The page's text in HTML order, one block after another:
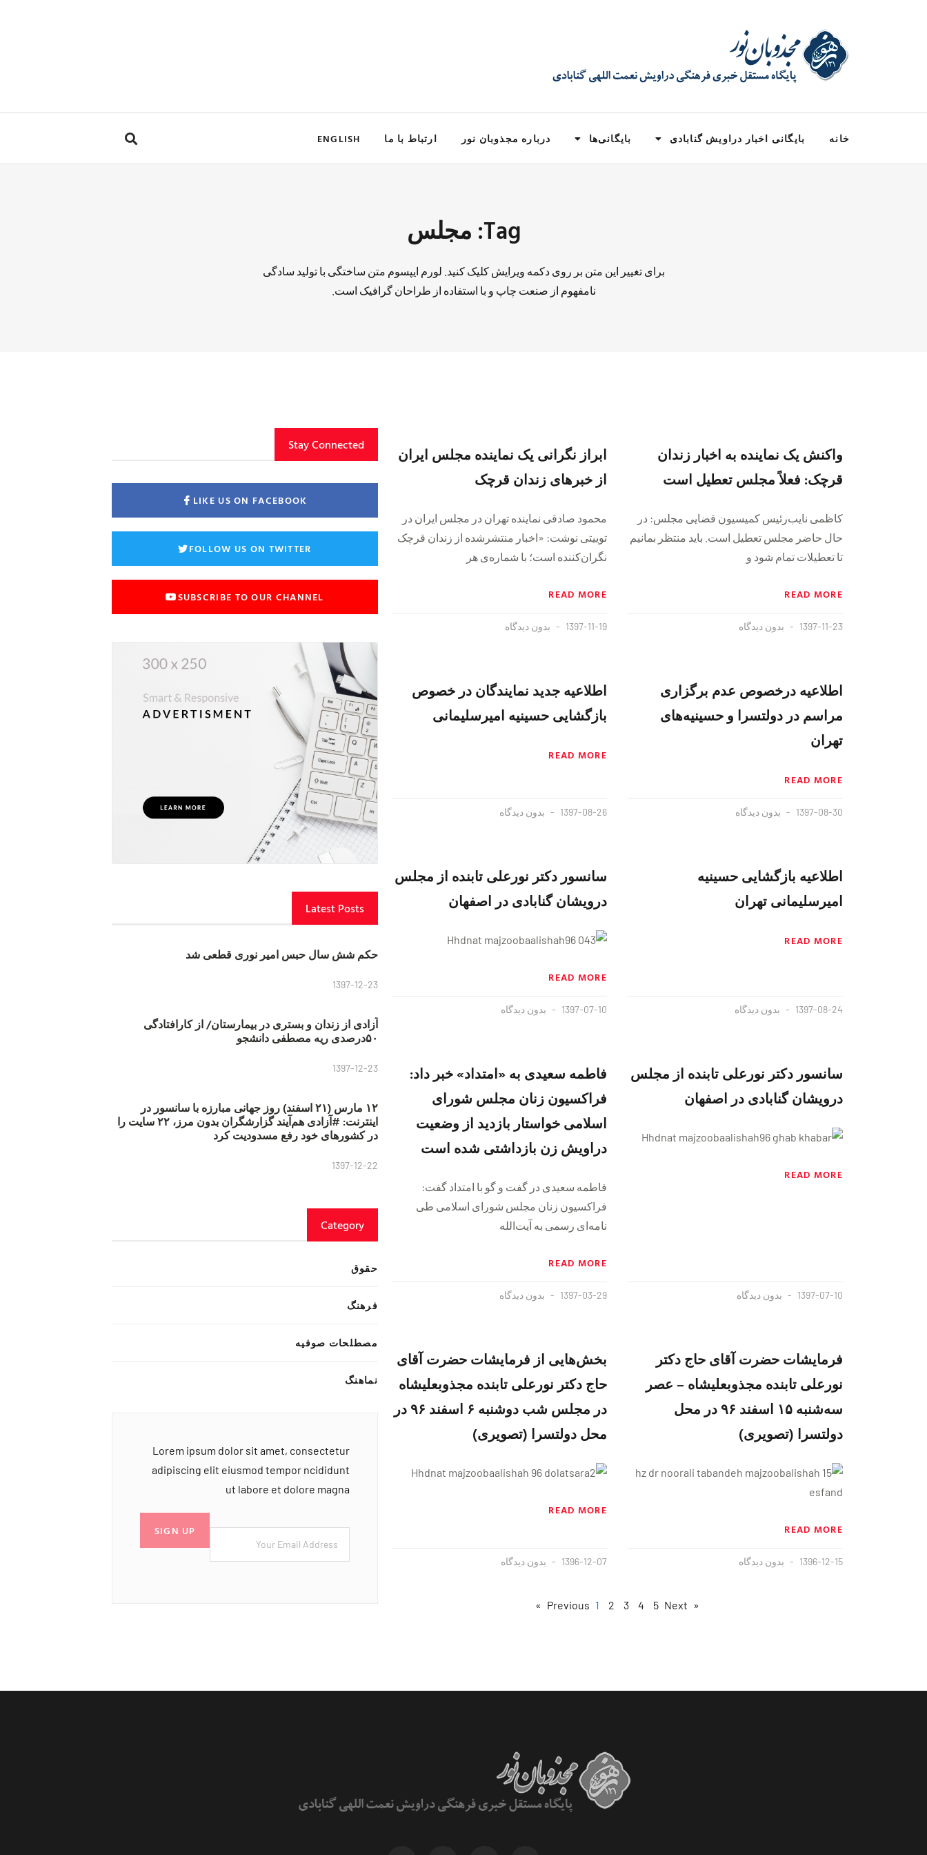
خانه بایگانی اخبار دراویش گنابادی بایگانی‌ها درباره مجذوبان نور ارتباط با ما ENGLISH
Tag: مجلس
برای تغییر این متن بر روی دکمه ویرایش کلیک کنید. لورم ایپسوم متن ساختگی با تولید سادگی
نامفهوم از صنعت چاپ و با استفاده از طراحان گرافیک است.
واکنش یک نماینده به اخبار زندان
قرچک: ‌فعلاً مجلس تعطیل است
کاظمی نایب‌رئیس کمیسیون قضایی مجلس: در
حال حاضر مجلس تعطیل است. باید منتظر بمانیم
تا تعطیلات تمام شود و
READ MORE
1397-11-23 بدون دیدگاه
ابراز نگرانی یک نماینده مجلس ایران
از خبرهای زندان قرچک
محمود صادقی نماینده تهران در مجلس ایران در
توییتی نوشت: «اخبار منتشرشده از زندان قرچک
نگران‌کننده است؛ با شماره‌ی هر
READ MORE
1397-11-19 بدون دیدگاه
اطلاعیه درخصوص عدم برگزاری
مراسم در دولتسرا و حسینیه‌های
تهران
READ MORE
1397-08-30 بدون دیدگاه
اطلاعیه جدید نمایندگان در خصوص
بازگشایی حسینیه امیرسلیمانی
READ MORE
1397-08-26 بدون دیدگاه
اطلاعیه بازگشایی حسینیه
امیرسلیمانی تهران
READ MORE
1397-08-24 بدون دیدگاه
سانسور دکتر نورعلی تابنده از مجلس
درویشان گنابادی در اصفهان
READ MORE
1397-07-10 بدون دیدگاه
سانسور دکتر نورعلی تابنده از مجلس
درویشان گنابادی در اصفهان
READ MORE
1397-07-10 بدون دیدگاه
فاطمه سعیدی به «امتداد» خبر داد:
فراکسیون زنان مجلس شورای
اسلامی خواستار بازدید از وضعیت
دراویش زن بازداشتی شده است
فاطمه سعیدی در گفت و گو با امتداد گفت:
فراکسیون زنان مجلس شورای اسلامی طی
نامه‌ای رسمی به آیت‌الله
READ MORE
1397-03-29 بدون دیدگاه
فرمایشات حضرت آقای حاج دکتر
نورعلی تابنده مجذوبعلیشاه – عصر
سه‌شنبه ۱۵ اسفند ۹۶ در محل
دولتسرا (تصویری)
READ MORE
1396-12-15 بدون دیدگاه
بخش‌هایی از فرمایشات حضرت آقای
حاج دکتر نورعلی تابنده مجذوبعلیشاه
در مجلس شب دوشنبه ۶ اسفند ٩۶ در
محل دولتسرا (تصویری)
READ MORE
1396-12-07 بدون دیدگاه
« Previous
1 2 3 4 5 Next »
Stay Connected
LIKE US ON FACEBOOK
FOLLOW US ON TWITTER
SUBSCRIBE TO OUR CHANNEL
Latest Posts
حکم شش سال حبس امیر نوری قطعی شد
1397-12-23
آزادی از زندان و بستری در بیمارستان/ از کارافتادگی
۵۰درصدی ریه مصطفی دانشجو
1397-12-23
۱۲ مارس (۲۱ اسفند) روز جهانی مبارزه با سانسور در
اینترنت: #آزادی هم‌آیند گزارشگران‌ بدون مرز، ۲۲ سایت را
در کشورهای خود رفع مسدودیت کرد
1397-12-22
Category
حقوق
فرهنگ
مصطلحات صوفیه
نماهنگ
Lorem ipsum dolor sit amet, consectetur
adipiscing elit eiusmod tempor ncididunt
ut labore et dolore magna
SIGN UP